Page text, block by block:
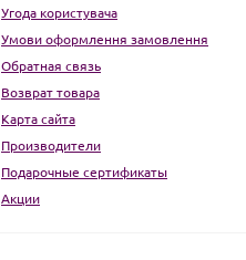
Угода користувача
Умови оформлення замовлення
Обратная связь
Возврат товара
Карта сайта
Производители
Подарочные сертификаты
Акции